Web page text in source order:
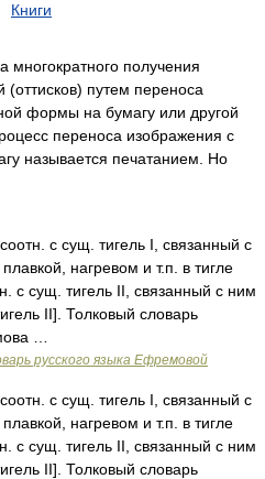
Книги
многократного получения
путем переноса
формы на бумагу или другой
переноса изображения с
называется печатанием. Но
с сущ. тигель I, связанный с
нагревом и т.п. в тигле
с сущ. тигель II, связанный с ним
II]. Толковый словарь
…
русского языка Ефремовой
с сущ. тигель I, связанный с
нагревом и т.п. в тигле
с сущ. тигель II, связанный с ним
II]. Толковый словарь